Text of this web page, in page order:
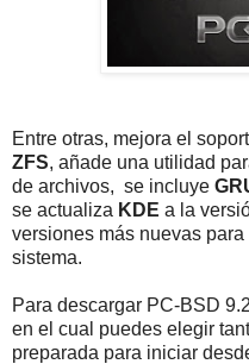
Entre otras, mejora el
ZFS, añade una utilidad
de archivos, se incluye
se actualiza KDE a la
versiones más nuevas
sistema.
Para descargar PC-BSD
en el cual puedes elegir
preparada para iniciar